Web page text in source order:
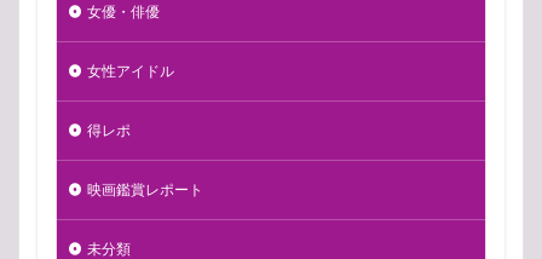
女優・俳優
女性アイドル
得レポ
映画鑑賞レポート
未分類